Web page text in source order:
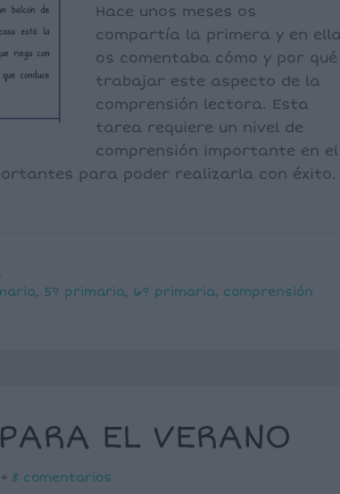
Hace unos meses os
compartía la primera y en
os comentaba cómo y por qué
trabajar este aspecto de la
comprensión lectora. Esta
tarea requiere un nivel de
comprensión importante en el
para poder realizarla con éxito.
, 5º primaria, 6º primaria, comprensión
EL VERANO
8 comentarios